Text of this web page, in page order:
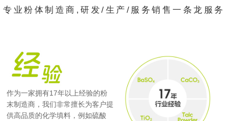
专业粉体制造商,研发/生产/服务销售一条龙服务
作为一家拥有17年以上经验的粉
末制造商，我们非常擅长为客户提
供高品质的化学填料，例如硫酸